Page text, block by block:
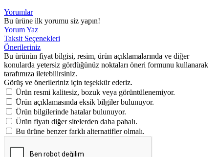
Yorumlar
Bu ürüne ilk yorumu siz yapın!
Yorum Yaz
Taksit Seçenekleri
Önerileriniz
Bu ürünün fiyat bilgisi, resim, ürün açıklamalarında ve diğer
konularda yetersiz gördüğünüz noktaları öneri formunu kullanarak
tarafımıza iletebilirsiniz.
Görüş ve önerileriniz için teşekkür ederiz.
Ürün resmi kalitesiz, bozuk veya görüntülenemiyor.
Ürün açıklamasında eksik bilgiler bulunuyor.
Ürün bilgilerinde hatalar bulunuyor.
Ürün fiyatı diğer sitelerden daha pahalı.
Bu ürüne benzer farklı alternatifler olmalı.